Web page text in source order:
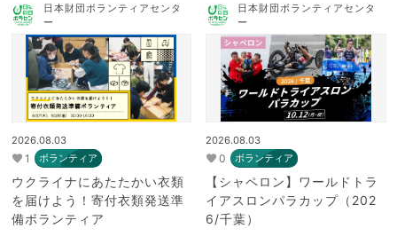
日本財団ボランティアセンタ
ー
2026.08.03
1 ボランティア
ウクライナにあたたかい衣類
を届けよう！寄付衣類発送準
備ボランティア
日本財団ボランティアセンタ
ー
2026.08.03
0 ボランティア
【シャペロン】ワールドトラ
イアスロンパラカップ（202
6/千葉）